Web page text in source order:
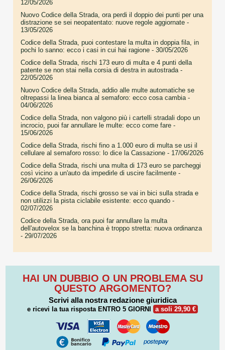
12/05/2026
Nuovo Codice della Strada, ora perdi il doppio dei punti per una
distrazione se sei neopatentato: nuove regole aggiornate -
13/05/2026
Codice della Strada, puoi contestare la multa in doppia fila, in
pochi lo sanno: ecco i casi in cui hai ragione - 30/05/2026
Codice della Strada, rischi 173 euro di multa e 4 punti della
patente se non stai nella corsia di destra in autostrada -
22/05/2026
Nuovo Codice della Strada, addio alle multe automatiche se
oltrepassi la linea bianca al semaforo: ecco cosa cambia -
04/06/2026
Codice della Strada, non valgono più i cartelli stradali dopo un
incrocio, puoi far annullare le multe: ecco come fare -
15/06/2026
Codice della Strada, rischi fino a 1.000 euro di multa se usi il
cellulare al semaforo rosso: lo dice la Cassazione - 17/06/2026
Codice della Strada, rischi una multa di 173 euro se parcheggi
così vicino a un'auto da impedirle di uscire facilmente -
26/06/2026
Codice della Strada, rischi grosso se vai in bici sulla strada e
non utilizzi la pista ciclabile esistente: ecco quando -
02/07/2026
Codice della Strada, ora puoi far annullare la multa
dell'autovelox se la banchina è troppo stretta: nuova ordinanza
- 29/07/2026
HAI UN DUBBIO O UN PROBLEMA SU
QUESTO ARGOMENTO?
Scrivi alla nostra redazione giuridica
e ricevi la tua risposta ENTRO 5 GIORNI a soli 29,90 €